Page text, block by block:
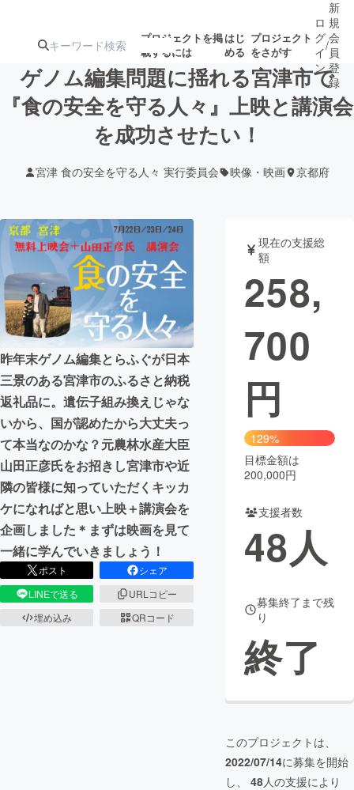
プロジェクトを掲
載するには
はじ
める
プロジェクト
をさがす
注目のリ 注目の新着プロ募集終了が近いプ
テクノロジー・ガジェット
映像・映画 書籍・雑誌
ビジネス・起業 チャレンジ
まちづくり・地域活性化
CAMPFIRE for Social Good
CAMPFIRE Creation
CAMPFIREふるさと納税machi-ya コミュニティ
ロ
グ
イ
ン
/
新
規
会
員
登
録
ゲノム編集問題に揺れる宮津市で
『食の安全を守る人々』上映と講演会
を成功させたい！
宮津 食の安全を守る人々 実行委員会 映像・映画 京都府
昨年末ゲノム編集とらふぐが日本
三景のある宮津市のふるさと納税
返礼品に。遺伝子組み換えじゃな
いから、国が認めたから大丈夫っ
て本当なのかな？元農林水産大臣
山田正彦氏をお招きし宮津市や近
隣の皆様に知っていただくキッカ
ケになればと思い上映＋講演会を
企画しました＊まずは映画を見て
一緒に学んでいきましょう！
ポスト
シェア
LINEで送る
URLコピー
埋め込み
QRコード
現在の支援総
額
258,
700
円
129%
目標金額は
200,000円
支援者数
48人
募集終了まで残
り
終了
このプロジェクトは、
2022/07/14に募集を開始
し、 48人の支援により